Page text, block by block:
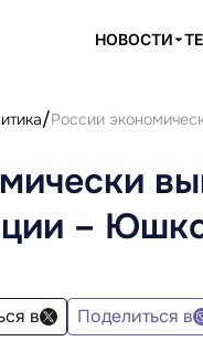
НОВОСТИ
России
–
в Поделиться в